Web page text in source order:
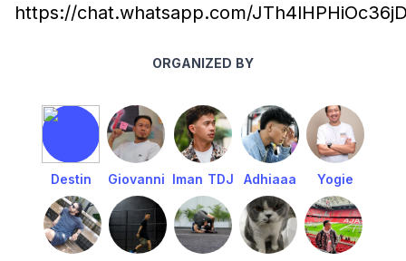
https://chat.whatsapp.com/
ORGANIZED BY
Destin Giovanni Iman TDJ Adhiaaa Yogie